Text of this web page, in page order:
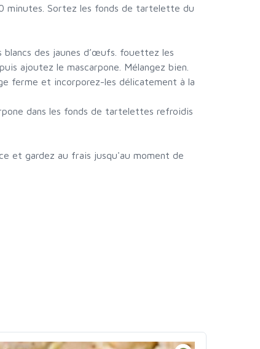
minutes. Sortez les fonds de tartelette du
blancs des jaunes d’œufs. fouettez les
ajoutez le mascarpone. Mélangez bien.
ferme et incorporez-les délicatement à la
dans les fonds de tartelettes refroidis
et gardez au frais jusqu'au moment de